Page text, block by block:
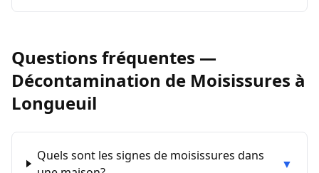
Questions fréquentes —
Décontamination de Moisissures à
Longueuil
Quels sont les signes de moisissures dans
▼